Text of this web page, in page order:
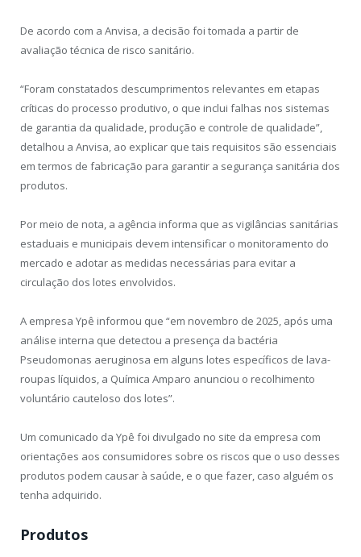
De acordo com a Anvisa, a decisão foi tomada a partir de
avaliação técnica de risco sanitário.
“Foram constatados descumprimentos relevantes em etapas
críticas do processo produtivo, o que inclui falhas nos sistemas
de garantia da qualidade, produção e controle de qualidade”,
detalhou a Anvisa, ao explicar que tais requisitos são essenciais
em termos de fabricação para garantir a segurança sanitária dos
produtos.
Por meio de nota, a agência informa que as vigilâncias sanitárias
estaduais e municipais devem intensificar o monitoramento do
mercado e adotar as medidas necessárias para evitar a
circulação dos lotes envolvidos.
A empresa Ypê informou que “em novembro de 2025, após uma
análise interna que detectou a presença da bactéria
Pseudomonas aeruginosa em alguns lotes específicos de lava-
roupas líquidos, a Química Amparo anunciou o recolhimento
voluntário cauteloso dos lotes”.
Um comunicado da Ypê foi divulgado no site da empresa com
orientações aos consumidores sobre os riscos que o uso desses
produtos podem causar à saúde, e o que fazer, caso alguém os
tenha adquirido.
Produtos